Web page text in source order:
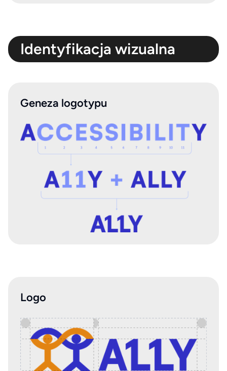
Identyfikacja wizualna
Geneza logotypu
Logo